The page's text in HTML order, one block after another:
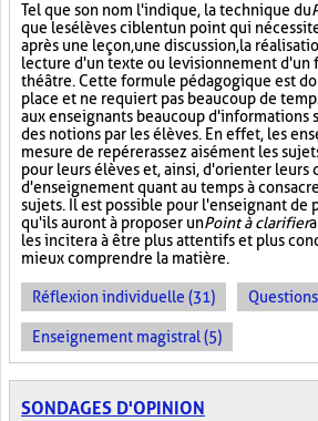
Tel que son nom l'indique, la technique du
que les élèves ciblent un point qui
après une leçon, une discussion, la
lecture d'un texte ou le visionnement d'un
théâtre. Cette formule pédagogique est
place et ne requiert pas beaucoup de
aux enseignants beaucoup d'informations
des notions par les élèves. En effet, les
mesure de repérer assez aisément les
pour leurs élèves et, ainsi, d'orienter leurs
d'enseignement quant au temps à
sujets. Il est possible pour l'enseignant de
qu'ils auront à proposer unPoint à clarifier
les incitera à être plus attentifs et plus
mieux comprendre la matière.
Réflexion individuelle (31)
Enseignement magistral (5)
SONDAGES D'OPINION